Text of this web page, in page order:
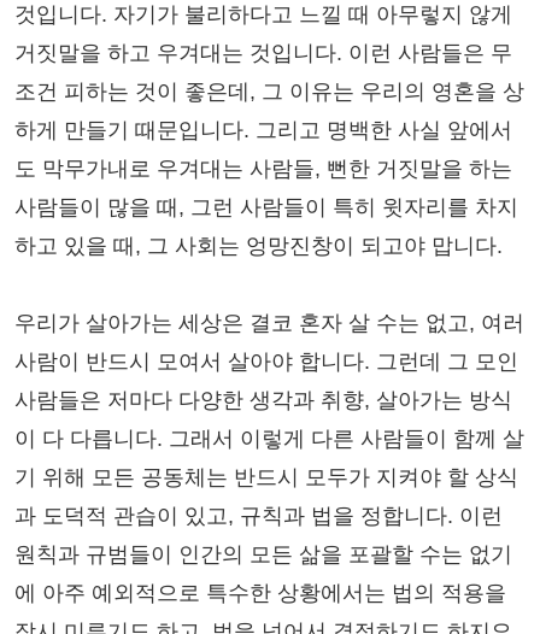
것입니다. 자기가 불리하다고 느낄 때 아무렇지 않게
거짓말을 하고 우겨대는 것입니다. 이런 사람들은 무
조건 피하는 것이 좋은데, 그 이유는 우리의 영혼을 상
하게 만들기 때문입니다. 그리고 명백한 사실 앞에서
도 막무가내로 우겨대는 사람들, 뻔한 거짓말을 하는
사람들이 많을 때, 그런 사람들이 특히 윗자리를 차지
하고 있을 때, 그 사회는 엉망진창이 되고야 맙니다.
우리가 살아가는 세상은 결코 혼자 살 수는 없고, 여러
사람이 반드시 모여서 살아야 합니다. 그런데 그 모인
사람들은 저마다 다양한 생각과 취향, 살아가는 방식
이 다 다릅니다. 그래서 이렇게 다른 사람들이 함께 살
기 위해 모든 공동체는 반드시 모두가 지켜야 할 상식
과 도덕적 관습이 있고, 규칙과 법을 정합니다. 이런
원칙과 규범들이 인간의 모든 삶을 포괄할 수는 없기
에 아주 예외적으로 특수한 상황에서는 법의 적용을